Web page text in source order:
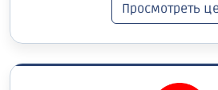
Просмотреть